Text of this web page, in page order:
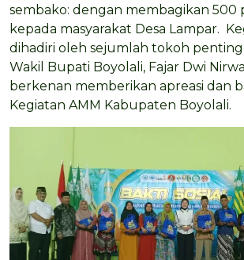
sembako: dengan membagikan 500
kepada masyarakat Desa Lampar.
dihadiri oleh sejumlah tokoh
Wakil Bupati Boyolali, Fajar Dwi
berkenan memberikan apreasi dan
Kegiatan AMM Kabupaten Boyolali.